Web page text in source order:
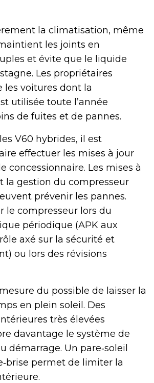
la climatisation, même
les joints en
et évite que le liquide
Les propriétaires
les voitures dont la
utilisée toute l’année
de fuites et de pannes.
V60 hybrides, il est
effectuer les mises à jour
concessionnaire. Les mises à
la gestion du compresseur
prévenir les pannes.
le compresseur lors du
périodique (APK aux
axé sur la sécurité et
ou lors des révisions
du possible de laisser la
en plein soleil. Des
très élevées
davantage le système de
démarrage. Un pare‑soleil
permet de limiter la